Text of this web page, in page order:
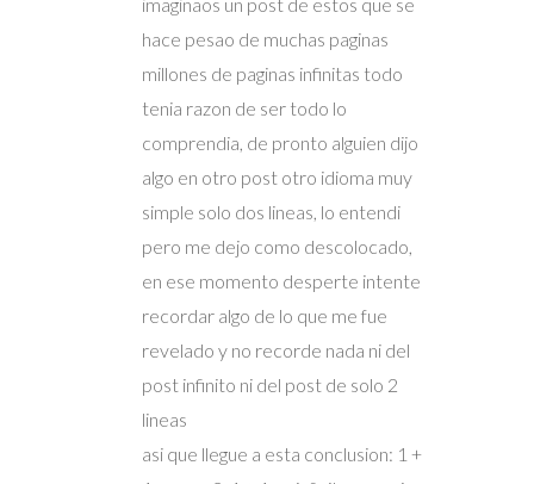
hace pesao de muchas paginas
millones de paginas infinitas todo
tenia razon de ser todo lo
comprendia, de pronto alguien dijo
algo en otro post otro idioma muy
simple solo dos lineas, lo entendi
pero me dejo como descolocado,
en ese momento desperte intente
recordar algo de lo que me fue
revelado y no recorde nada ni del
post infinito ni del post de solo 2
lineas
asi que llegue a esta conclusion: 1 +